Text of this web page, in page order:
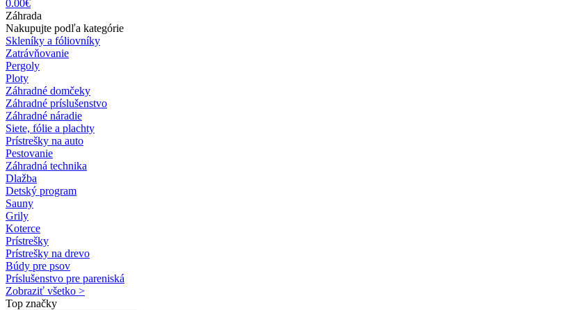
0.00€
Záhrada
Nakupujte podľa kategórie
Skleníky a fóliovníky
Zatrávňovanie
Pergoly
Ploty
Záhradné domčeky
Záhradné príslušenstvo
Záhradné náradie
Siete, fólie a plachty
Prístrešky na auto
Pestovanie
Záhradná technika
Dlažba
Detský program
Sauny
Grily
Koterce
Prístrešky
Prístrešky na drevo
Búdy pre psov
Príslušenstvo pre pareniská
Zobraziť všetko >
Top značky